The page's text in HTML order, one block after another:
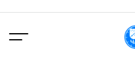
вмісту